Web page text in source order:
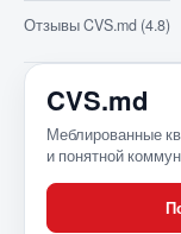
Отзывы CVS.md (4.8)
CVS.md
Меблированные
и понятной